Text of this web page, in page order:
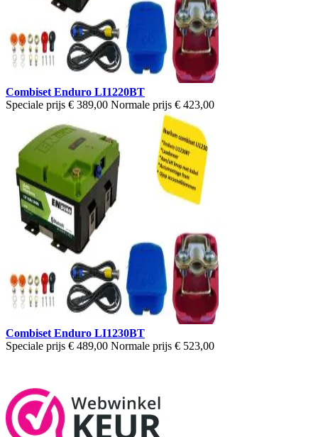
Combiset Enduro LI1220BT
Speciale prijs € 389,00 Normale prijs € 423,00
Combiset Enduro LI1230BT
Speciale prijs € 489,00 Normale prijs € 523,00